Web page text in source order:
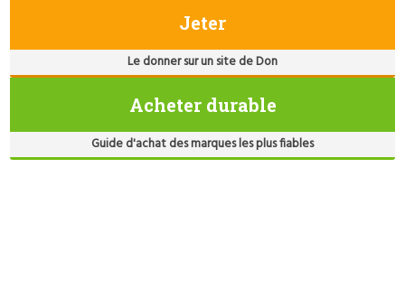
Jeter
Le donner sur un site de Don
Acheter durable
Guide d'achat des marques les plus fiables